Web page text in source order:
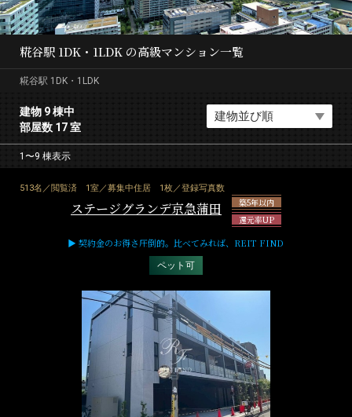
糀谷駅 1DK・1LDK の高級マンション一覧
糀谷駅 1DK・1LDK
建物 9 棟中
部屋数 17 室
1〜9 棟表示
513名／閲覧済 1室／募集中住居 1枚／登録写真数
ステージグランデ京急蒲田
築5年以内
還元率UP
▶ 契約金のお得さ圧倒的。比べてみれば、REIT FIND
ペット可